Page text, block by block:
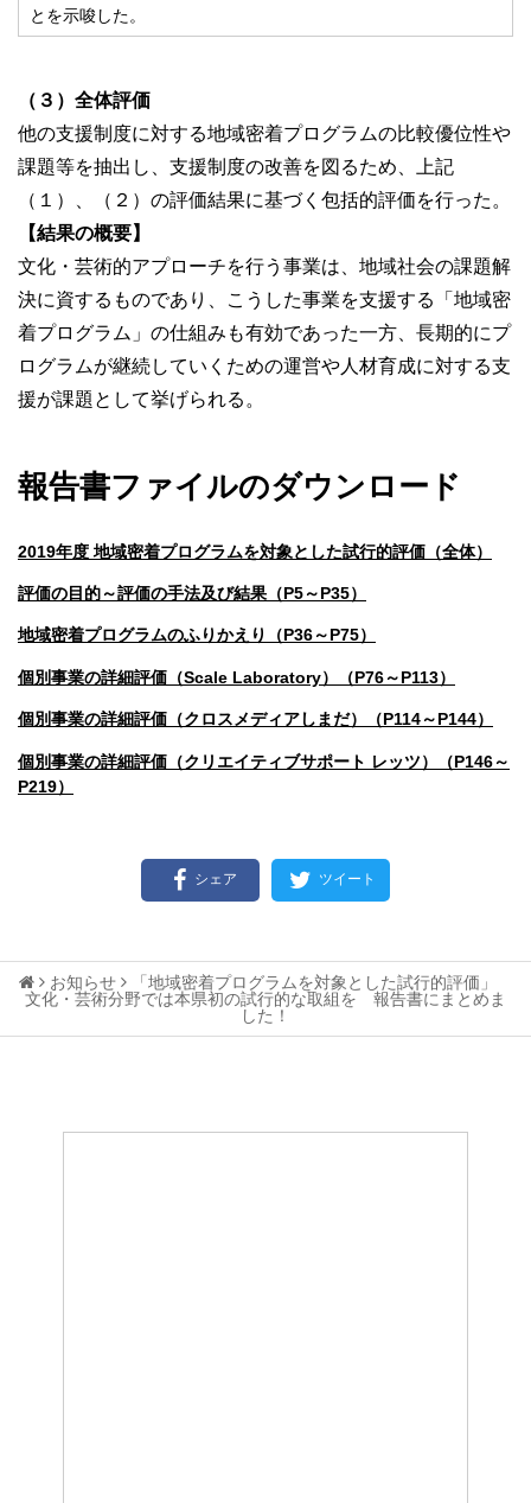
とを示唆した。
（３）全体評価
他の支援制度に対する地域密着プログラムの比較優位性や
課題等を抽出し、支援制度の改善を図るため、上記
（１）、（２）の評価結果に基づく包括的評価を行った。
【結果の概要】
文化・芸術的アプローチを行う事業は、地域社会の課題解
決に資するものであり、こうした事業を支援する「地域密
着プログラム」の仕組みも有効であった一方、長期的にプ
ログラムが継続していくための運営や人材育成に対する支
援が課題として挙げられる。
報告書ファイルのダウンロード
2019年度 地域密着プログラムを対象とした試行的評価（全体）
評価の目的～評価の手法及び結果（P5～P35）
地域密着プログラムのふりかえり（P36～P75）
個別事業の詳細評価（Scale Laboratory）（P76～P113）
個別事業の詳細評価（クロスメディアしまだ）（P114～P144）
個別事業の詳細評価（クリエイティブサポート レッツ）（P146～
P219）
シェア ツイート
お知らせ 「地域密着プログラムを対象とした試行的評価」
⽂化・芸術分野では本県初の試⾏的な取組を 報告書にまとめま
した！